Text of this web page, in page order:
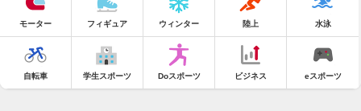
モーター フィギュア ウィンター 陸上 水泳
自転車 学生スポーツ Doスポーツ ビジネス eスポーツ